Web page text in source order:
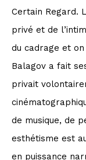
Certain Regard.
privé et de
du cadrage et on
Balagov a fait
privait
de musique, de
esthétisme est
en puissance